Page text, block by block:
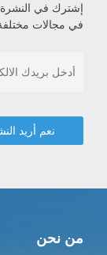
إشترك في
في مجالات
من نحن